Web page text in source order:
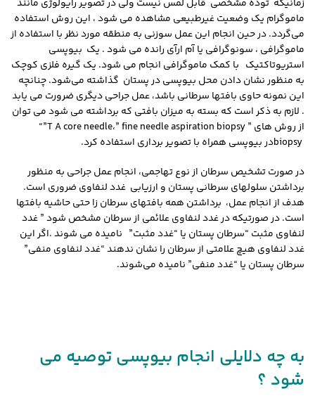
زمانیکه توده مشخصی قابل لمس نیست ولی در تصویر رایولوژی مانند
ماموگرام یک وضعیت غیرطبیعی مشاهده می شود ، این روش استفاده
می‌گردد. در حین انجام این عمل سوزنی به منطقه مورد نظر با استفاده از
ماموگرافی ، سونوگرافی یا آم ارآی رانده می شود . یک بیوپسی
استریوتاکتیک با کمک ماموگرافی انجام می شود. یک گیره فلزی کوچک
به منظور نشان دادن محل بیوپسی در پستان گذاشته می‌شود. چنانچه
این نمونه حاوی بافتها سرطانی باشد، عمل جراحی دیگری ضرورت می یابد
. لازم به ذکر است که بسته به میزان بافتی که برداشته می شود می توان
از روش های ” fine needle aspiration biopsy ”،“”T A core needle
biopsyدر بیوپسی همراه با تصویر برداری استفاده کرد.
در صورت تشخیص سرطان از نوع تهاجمی، انجام عمل جراحی به منظور
برداشتن سلولهای سرطانی پستان و ارزیابی غدد لنفاوی ضروری است.
هدف از انجام عمل، برداشتن همه بافتهای سرطان زا حتی حاشیه بافتها
است. در صورتیکه در غدد لنفاوی علائمی از سرطان مشخص شود ” غدد
لنفاوی مثبت “سرطان پستان یا “غدد مثبت” نامیده می شوند .اگر این
غدد لنفاوی هیچ علامتی از سرطان را نشان ندهند “غدد لنفاوی منفی”
سرطان پستان یا “غدد منفی” نامیده می‌شوند.
به چه دلایلی انجام بیوپسی توصیه می
شود ؟